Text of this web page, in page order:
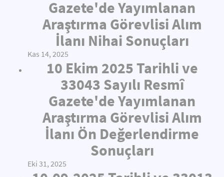
Gazete'de Yayımlanan
Araştırma Görevlisi Alım
İlanı Nihai Sonuçları
Kas 14, 2025
10 Ekim 2025 Tarihli ve
33043 Sayılı Resmî
Gazete'de Yayımlanan
Araştırma Görevlisi Alım
İlanı Ön Değerlendirme
Sonuçları
Eki 31, 2025